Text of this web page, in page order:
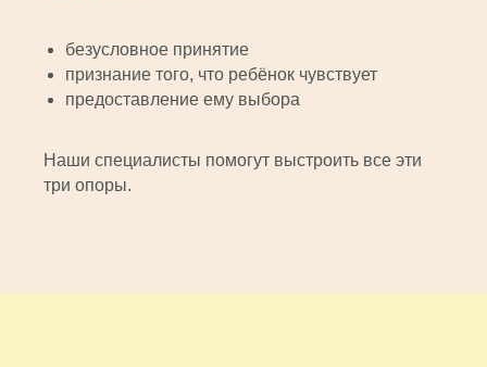
безусловное принятие
признание того, что ребёнок чувствует
предоставление ему выбора
Наши специалисты помогут выстроить все эти
три опоры.